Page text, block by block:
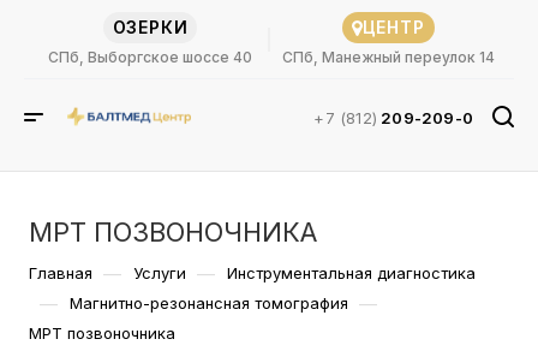
ОЗЕРКИ
СПб, Выборгское шоссе 40
ЦЕНТР
СПб, Манежный переулок 14
+7 (812) 209-209-0
МРТ ПОЗВОНОЧНИКА
Главная — Услуги — Инструментальная диагностика
— Магнитно-резонансная томография —
МРТ позвоночника